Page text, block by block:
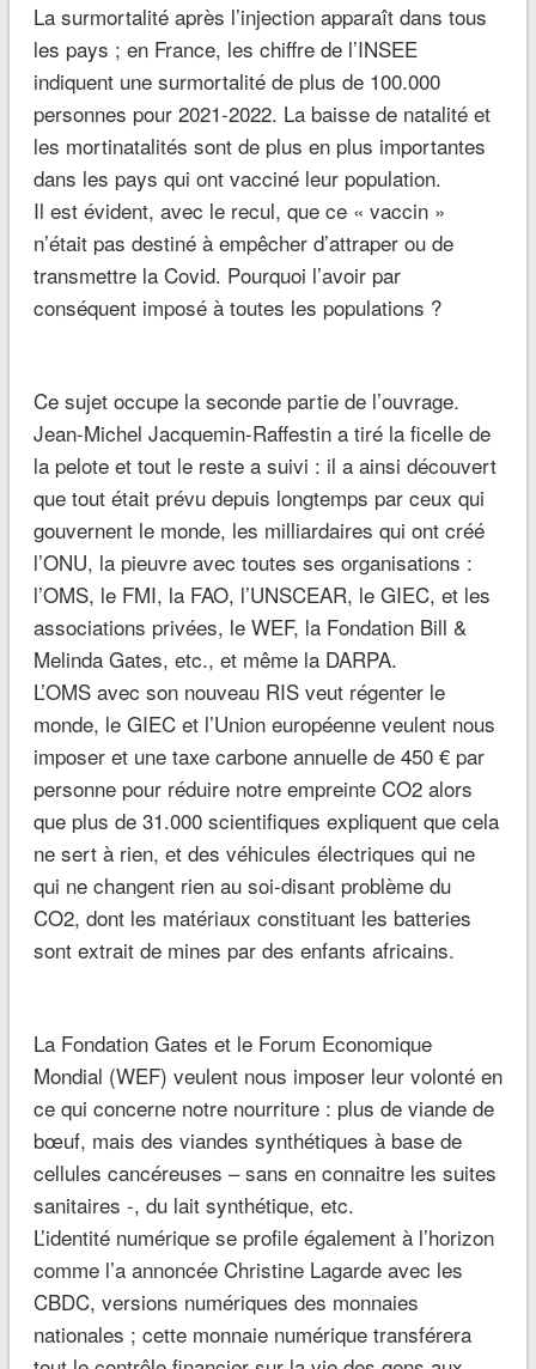
La surmortalité après l’injection apparaît dans tous
les pays ; en France, les chiffre de l’INSEE
indiquent une surmortalité de plus de 100.000
personnes pour 2021-2022. La baisse de natalité et
les mortinatalités sont de plus en plus importantes
dans les pays qui ont vacciné leur population.
Il est évident, avec le recul, que ce « vaccin »
n’était pas destiné à empêcher d’attraper ou de
transmettre la Covid. Pourquoi l’avoir par
conséquent imposé à toutes les populations ?
Ce sujet occupe la seconde partie de l’ouvrage.
Jean-Michel Jacquemin-Raffestin a tiré la ficelle de
la pelote et tout le reste a suivi : il a ainsi découvert
que tout était prévu depuis longtemps par ceux qui
gouvernent le monde, les milliardaires qui ont créé
l’ONU, la pieuvre avec toutes ses organisations :
l’OMS, le FMI, la FAO, l’UNSCEAR, le GIEC, et les
associations privées, le WEF, la Fondation Bill &
Melinda Gates, etc., et même la DARPA.
L’OMS avec son nouveau RIS veut régenter le
monde, le GIEC et l’Union européenne veulent nous
imposer et une taxe carbone annuelle de 450 € par
personne pour réduire notre empreinte CO2 alors
que plus de 31.000 scientifiques expliquent que cela
ne sert à rien, et des véhicules électriques qui ne
qui ne changent rien au soi-disant problème du
CO2, dont les matériaux constituant les batteries
sont extrait de mines par des enfants africains.
La Fondation Gates et le Forum Economique
Mondial (WEF) veulent nous imposer leur volonté en
ce qui concerne notre nourriture : plus de viande de
bœuf, mais des viandes synthétiques à base de
cellules cancéreuses – sans en connaitre les suites
sanitaires -, du lait synthétique, etc.
L’identité numérique se profile également à l’horizon
comme l’a annoncée Christine Lagarde avec les
CBDC, versions numériques des monnaies
nationales ; cette monnaie numérique transférera